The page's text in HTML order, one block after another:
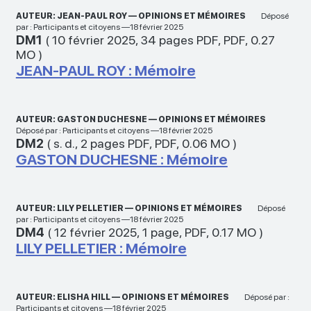
AUTEUR: JEAN-PAUL ROY — OPINIONS ET MÉMOIRES
Déposé
par : Participants et citoyens —18 février 2025
DM1 (10 février 2025, 34 pages PDF, PDF, 0.27
MO)
JEAN-PAUL ROY : Mémoire
AUTEUR: GASTON DUCHESNE — OPINIONS ET MÉMOIRES
Déposé par : Participants et citoyens —18 février 2025
DM2 ( s. d., 2 pages PDF, PDF, 0.06 MO)
GASTON DUCHESNE : Mémoire
AUTEUR: LILY PELLETIER — OPINIONS ET MÉMOIRES
Déposé
par : Participants et citoyens —18 février 2025
DM4 (12 février 2025, 1 page, PDF, 0.17 MO)
LILY PELLETIER : Mémoire
AUTEUR: ELISHA HILL — OPINIONS ET MÉMOIRES
Déposé par :
Participants et citoyens —18 février 2025